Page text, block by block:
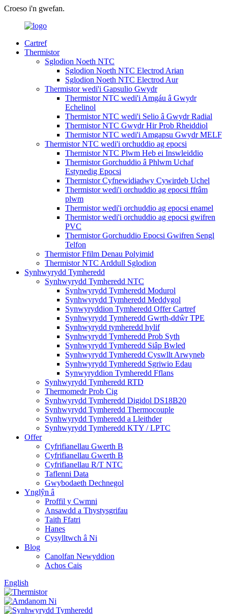
Croeso i'n gwefan.
Cartref
Thermistor
Sglodion Noeth NTC
Sglodion Noeth NTC Electrod Arian
Sglodion Noeth NTC Electrod Aur
Thermistor wedi'i Gapsulio Gwydr
Thermistor NTC wedi'i Amgáu â Gwydr
Echelinol
Thermistor NTC wedi'i Selio â Gwydr Radial
Thermistor NTC Gwydr Hir Prob Rheiddiol
Thermistor NTC wedi'i Amgapsu Gwydr MELF
Thermistor NTC wedi'i orchuddio ag epocsi
Thermistor NTC Plwm Heb ei Inswleiddio
Thermistor Gorchuddio â Phlwm Uchaf
Estynedig Epocsi
Thermistor Cyfnewidiadwy Cywirdeb Uchel
Thermistor wedi'i orchuddio ag epocsi ffrâm
plwm
Thermistor wedi'i orchuddio ag epocsi enamel
Thermistor wedi'i orchuddio ag epocsi gwifren
PVC
Thermistor Gorchuddio Epocsi Gwifren Sengl
Telfon
Thermistor Ffilm Denau Polyimid
Thermistor NTC Arddull Sglodion
Synhwyrydd Tymheredd
Synhwyrydd Tymheredd NTC
Synhwyrydd Tymheredd Modurol
Synhwyrydd Tymheredd Meddygol
Synwyryddion Tymheredd Offer Cartref
Synhwyrydd Tymheredd Gwrth-ddŵr TPE
Synhwyrydd tymheredd hylif
Synhwyrydd Tymheredd Prob Syth
Synhwyrydd Tymheredd Siâp Bwled
Synhwyrydd Tymheredd Cyswllt Arwyneb
Synhwyrydd Tymheredd Sgriwio Edau
Synwyryddion Tymheredd Fflans
Synhwyrydd Tymheredd RTD
Thermomedr Prob Cig
Synhwyrydd Tymheredd Digidol DS18B20
Synhwyrydd Tymheredd Thermocouple
Synhwyrydd Tymheredd a Lleithder
Synhwyrydd Tymheredd KTY / LPTC
Offer
Cyfrifianellau Gwerth B
Cyfrifianellau Gwerth B
Cyfrifianellau R/T NTC
Taflenni Data
Gwybodaeth Dechnegol
Ynglŷn â
Proffil y Cwmni
Ansawdd a Thystysgrifau
Taith Ffatri
Hanes
Cysylltwch â Ni
Blog
Canolfan Newyddion
Achos Cais
English